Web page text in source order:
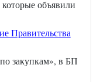
которые объявили
Правительства
закупкам», в БП